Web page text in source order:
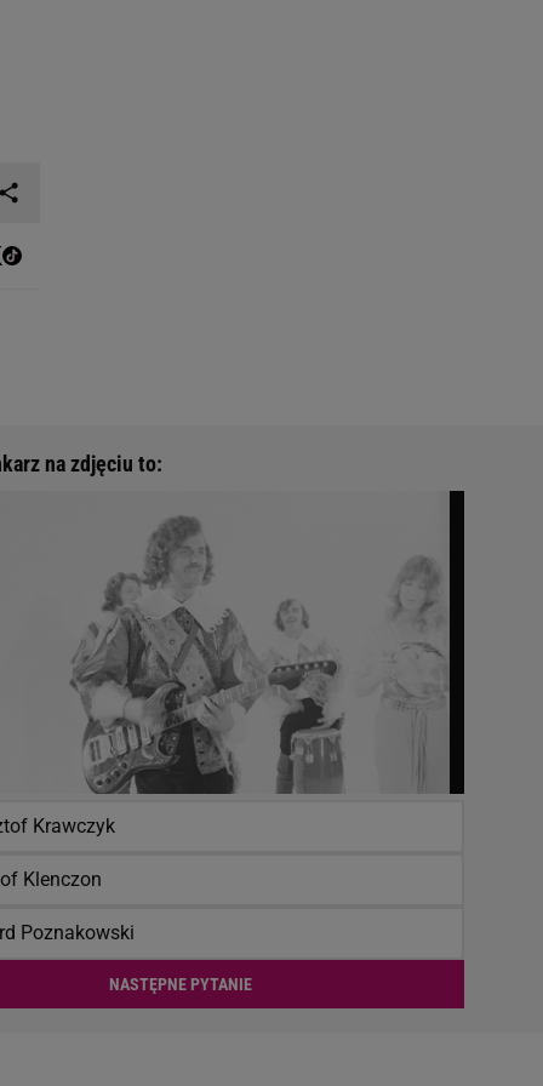
na zdjęciu to:
Krawczyk
Klenczon
Poznakowski
NASTĘPNE PYTANIE